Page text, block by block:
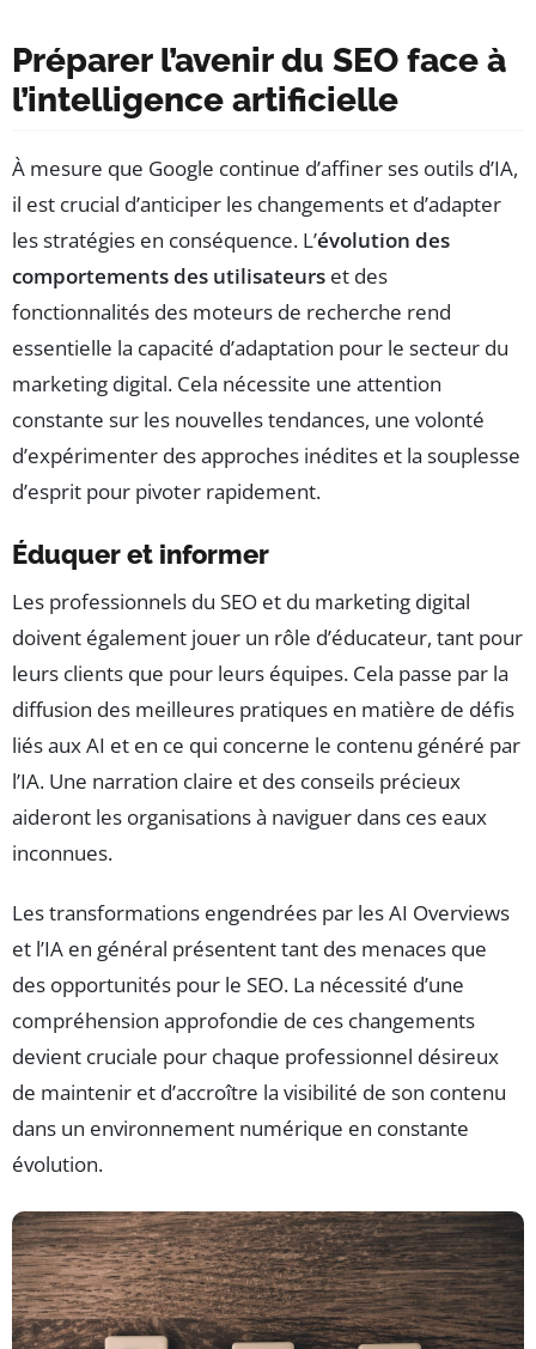
Préparer l’avenir du SEO face à
l’intelligence artificielle
À mesure que Google continue d’affiner ses outils d’IA,
il est crucial d’anticiper les changements et d’adapter
les stratégies en conséquence. L’évolution des
comportements des utilisateurs et des
fonctionnalités des moteurs de recherche rend
essentielle la capacité d’adaptation pour le secteur du
marketing digital. Cela nécessite une attention
constante sur les nouvelles tendances, une volonté
d’expérimenter des approches inédites et la souplesse
d’esprit pour pivoter rapidement.
Éduquer et informer
Les professionnels du SEO et du marketing digital
doivent également jouer un rôle d’éducateur, tant pour
leurs clients que pour leurs équipes. Cela passe par la
diffusion des meilleures pratiques en matière de défis
liés aux AI et en ce qui concerne le contenu généré par
l’IA. Une narration claire et des conseils précieux
aideront les organisations à naviguer dans ces eaux
inconnues.
Les transformations engendrées par les AI Overviews
et l’IA en général présentent tant des menaces que
des opportunités pour le SEO. La nécessité d’une
compréhension approfondie de ces changements
devient cruciale pour chaque professionnel désireux
de maintenir et d’accroître la visibilité de son contenu
dans un environnement numérique en constante
évolution.